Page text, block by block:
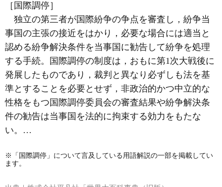
［国際調停］
独立の第三者が国際紛争の争点を審査し，紛争当
事国の主張の接近をはかり，必要な場合には適当と
認める紛争解決条件を当事国に勧告して紛争を処理
する手続。国際調停の制度は，おもに第1次大戦後に
発展したものであり，裁判と異なり必ずしも法を基
準とすることを必要とせず，非政治的かつ中立的な
性格をもつ国際調停委員会の審査結果や紛争解決条
件の勧告は当事国を法的に拘束する効力をもたな
い。…
※「国際調停」について言及している用語解説の一部を掲載してい
ます。